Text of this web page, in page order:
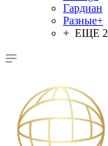
Гардиан
Разные+
+ ЕЩЕ 2